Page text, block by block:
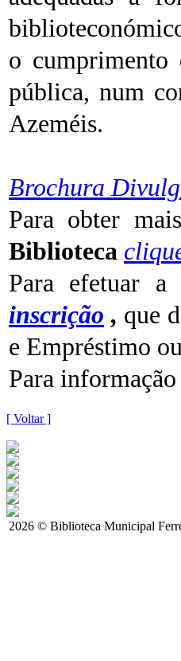
o cumprimento
pública, num
Azeméis.
Brochura
Para obter
Biblioteca
Para efetuar
inscrição , que
e Empréstimo
Para informação
[ Voltar ]
2026 © Biblioteca Municipal